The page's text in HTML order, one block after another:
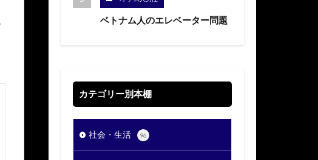
ベトナム人のエレベーター問題
カテゴリー別本棚
社会・生活 96